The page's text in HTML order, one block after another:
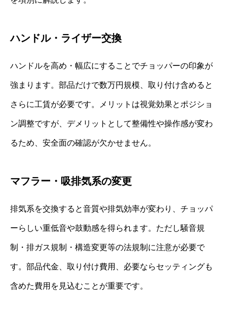
ハンドル・ライザー交換
ハンドルを高め・幅広にすることでチョッパーの印象が
強まります。部品だけで数万円規模、取り付け含めると
さらに工賃が必要です。メリットは視覚効果とポジショ
ン調整ですが、デメリットとして整備性や操作感が変わ
るため、安全面の確認が欠かせません。
マフラー・吸排気系の変更
排気系を交換すると音質や排気効率が変わり、チョッパ
ーらしい重低音や鼓動感を得られます。ただし騒音規
制・排ガス規制・構造変更等の法規制に注意が必要で
す。部品代金、取り付け費用、必要ならセッティングも
含めた費用を見込むことが重要です。